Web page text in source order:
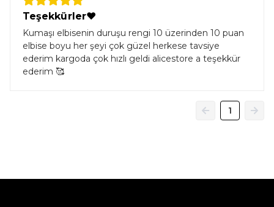
Teşekkürler❤️
Kumaşı elbisenin duruşu rengi 10 üzerinden 10 puan
elbise boyu her şeyi çok güzel herkese tavsiye
ederim kargoda çok hızlı geldi alicestore a teşekkür
ederim 🥰
1